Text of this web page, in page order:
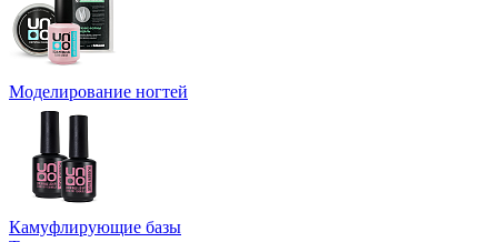
Моделирование ногтей
Камуфлирующие базы